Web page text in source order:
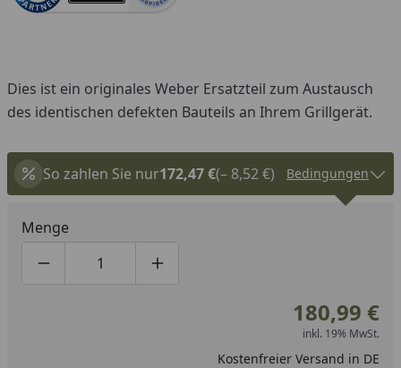
Dies ist ein originales Weber Ersatzteil zum Austausch
des identischen defekten Bauteils an Ihrem Grillgerät.
So zahlen Sie nur172,47 €(– 8,52 €) Bedingungen
Menge
Produktmenge um eins verringern
Produktmenge manuell eingeben
Produktmenge um eins erhöhen
180,99 €
inkl. 19% MwSt.
Kostenfreier Versand in DE